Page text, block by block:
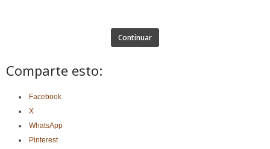
Continuar
Comparte esto:
Facebook
X
WhatsApp
Pinterest